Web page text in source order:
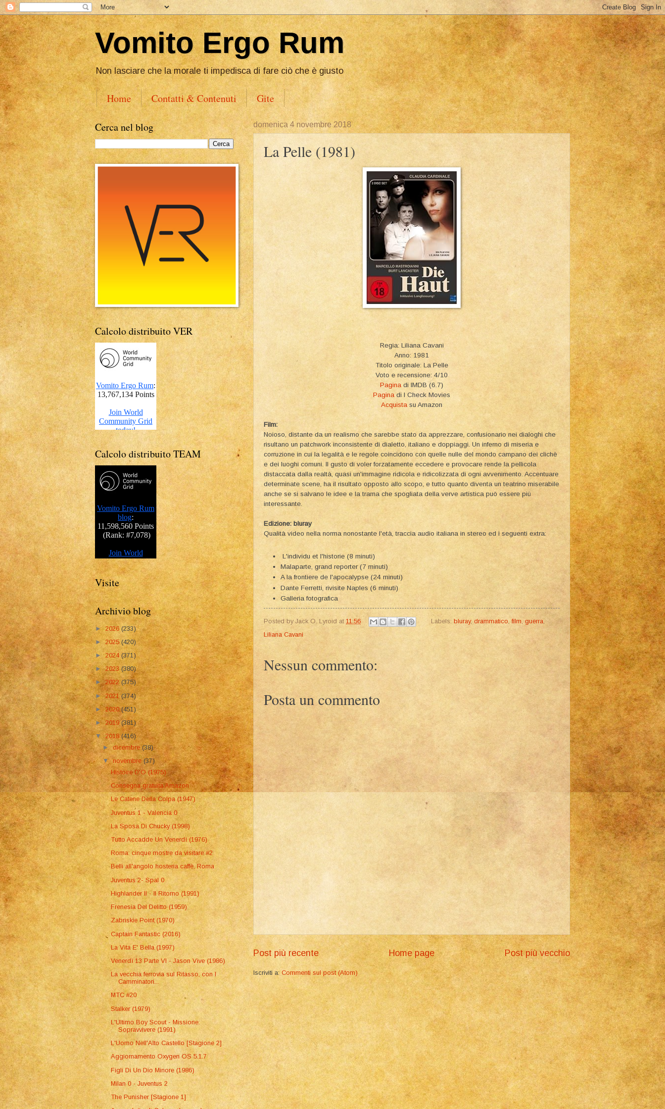
Vomito Ergo Rum
Non lasciare che la morale ti impedisca di fare ciò che è giusto
Home Contatti & Contenuti Gite
domenica 4 novembre 2018
La Pelle (1981)
Regia: Liliana Cavani
Anno: 1981
Titolo originale: La Pelle
Voto e recensione: 4/10
Pagina di IMDB (6.7)
Pagina di I Check Movies
Acquista su Amazon
Film:
Noioso, distante da un realismo che sarebbe stato da apprezzare, confusionario nei dialoghi che
risultano un patchwork inconsistente di dialetto, italiano e doppiaggi. Un inferno di miseria e
corruzione in cui la legalità e le regole coincidono con quelle nulle del mondo campano dei clichè
e dei luoghi comuni. Il gusto di voler forzatamente eccedere e provocare rende la pellicola
distaccata dalla realtà, quasi un'immagine ridicola e ridicolizzata di ogni avvenimento. Accentuare
determinate scene, ha il risultato opposto allo scopo, e tutto quanto diventa un teatrino miserabile
anche se si salvano le idee e la trama che spogliata della verve artistica può essere più
interessante.
Edizione: bluray
Qualità video nella norma nonostante l'età, traccia audio italiana in stereo ed i seguenti extra:
L'individu et l'historie (8 minuti)
Malaparte, grand reporter (7 minuti)
A la frontiere de l'apocalypse (24 minuti)
Dante Ferretti, rivisite Naples (6 minuti)
Galleria fotografica
Posted by Jack O. Lyroid at 11:56 Labels: bluray, drammatico ,film ,guerra,
Liliana Cavani
Nessun commento:
Posta un commento
Post più recente Post più vecchio
Home page
Iscriviti a: Commenti sul post (Atom)
Cerca nel blog
Calcolo distribuito VER
Calcolo distribuito TEAM
Visite
Archivio blog
► 2026(233)
►2025(420)
►2024 (371)
►2023(380)
►2022 (375)
►2021(374)
►2020(451)
►2019(381)
▼2018(416)
►dicembre(38)
▼novembre(37)
Histoire D'O (1975)
Consegna gratuita Amazon
Le Catene Della Colpa (1947)
Juventus 1 - Valencia 0
La Sposa Di Chucky (1998)
Tutto Accadde Un Venerdì (1976)
Roma: cinque mostre da visitare #2
Belli all'angolo hosteria caffè, Roma
Juventus 2- Spal 0
Highlander II - Il Ritorno (1991)
Frenesia Del Delitto (1959)
Zabriskie Point (1970)
Captain Fantastic (2016)
La Vita E' Bella (1997)
Venerdì 13 Parte VI - Jason Vive (1986)
La vecchia ferrovia sul Ritasso, con I
Camminatori...
MTC #20
Stalker (1979)
L'Ultimo Boy Scout - Missione:
Sopravvivere (1991)
L'Uomo Nell'Alto Castello [Stagione 2]
Aggiornamento Oxygen OS 5.1.7
Figli Di Un Dio Minore (1986)
Milan 0 - Juventus 2
The Punisher [Stagione 1]